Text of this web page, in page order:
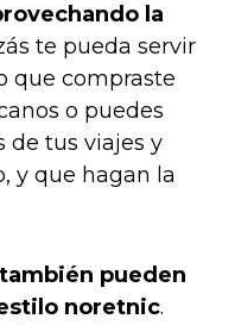
la
te pueda servir
que compraste
o puedes
de tus viajes y
y que hagan la
pueden
noretnic.